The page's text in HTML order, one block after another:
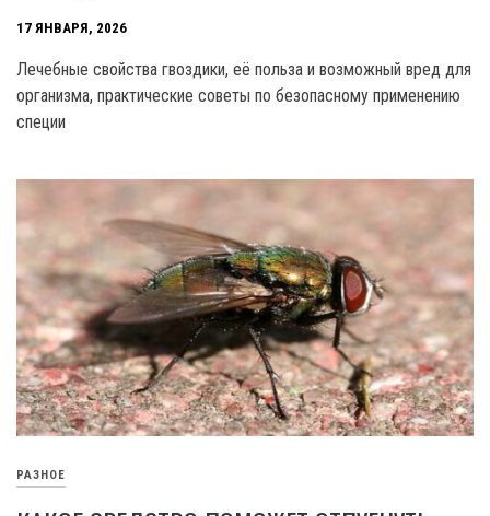
17 ЯНВАРЯ, 2026
Лечебные свойства гвоздики, её польза и возможный вред для
организма, практические советы по безопасному применению
специи
РАЗНОЕ